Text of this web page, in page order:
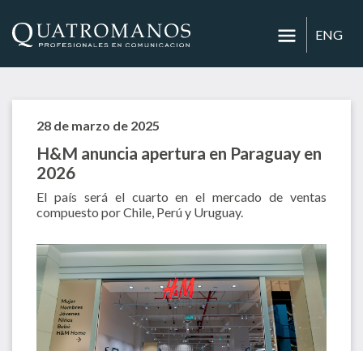
ENG
28 de marzo de 2025
H&M anuncia apertura en Paraguay en
2026
El país será el cuarto en el mercado de ventas
compuesto por Chile, Perú y Uruguay.